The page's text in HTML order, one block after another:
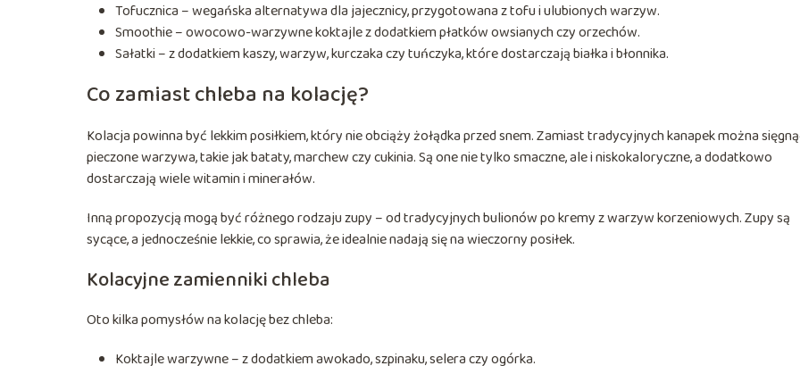
Tofucznica – wegańska alternatywa dla jajecznicy, przygotowana z tofu i ulubionych warzyw.
Smoothie – owocowo-warzywne koktajle z dodatkiem płatków owsianych czy orzechów.
Sałatki – z dodatkiem kaszy, warzyw, kurczaka czy tuńczyka, które dostarczają białka i błonnika.
Co zamiast chleba na kolację?
Kolacja powinna być lekkim posiłkiem, który nie obciąży żołądka przed snem. Zamiast tradycyjnych kanapek można
pieczone warzywa, takie jak bataty, marchew czy cukinia. Są one nie tylko smaczne, ale i niskokaloryczne, a dodatkowo
dostarczają wiele witamin i minerałów.
Inną propozycją mogą być różnego rodzaju zupy – od tradycyjnych bulionów po kremy z warzyw korzeniowych. Zupy są
sycące, a jednocześnie lekkie, co sprawia, że idealnie nadają się na wieczorny posiłek.
Kolacyjne zamienniki chleba
Oto kilka pomysłów na kolację bez chleba:
Koktajle warzywne – z dodatkiem awokado, szpinaku, selera czy ogórka.